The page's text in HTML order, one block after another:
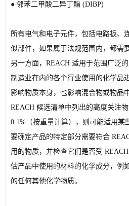
● 邻苯二甲酸二异丁酯 (DIBP)
所有电气和电子元件，包括电路板、
似部件，如果属于法规范围内，都需
另一方面，REACH 适用于范围广泛
制造业在内的各个行业使用的化学品
影响物质本身，也影响混合物或物品
REACH 候选清单中列出的高度关注
0.1%（按重量计算），则可能适用某
要确定产品的特定部分需要符合
用的物质，并检查它们是否受
估产品中使用的材料的化学成分，例
的任何其他化学物质。